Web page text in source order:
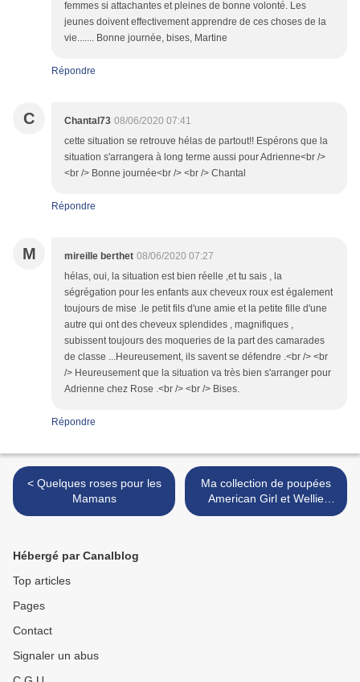
femmes si attachantes et pleines de bonne volonté. Les
jeunes doivent effectivement apprendre de ces choses de la
vie....... Bonne journée, bises, Martine
Répondre
C Chantal73 08/06/2020 07:41
cette situation se retrouve hélas de partout!! Espérons que la
situation s'arrangera à long terme aussi pour Adrienne<br />
<br /> Bonne journée<br /> <br /> Chantal
Répondre
M mireille berthet 08/06/2020 07:27
hélas, oui, la situation est bien réelle ,et tu sais , la
ségrégation pour les enfants aux cheveux roux est également
toujours de mise .le petit fils d'une amie et la petite fille d'une
autre qui ont des cheveux splendides , magnifiques ,
subissent toujours des moqueries de la part des camarades
de classe ...Heureusement, ils savent se défendre .<br /> <br
/> Heureusement que la situation va très bien s'arranger pour
Adrienne chez Rose .<br /> <br /> Bises.
Répondre
< Quelques roses pour les
Mamans
Ma collection de poupées
American Girl et Wellie
Wishers + page
Hébergé par Canalblog
Top articles
Pages
Contact
Signaler un abus